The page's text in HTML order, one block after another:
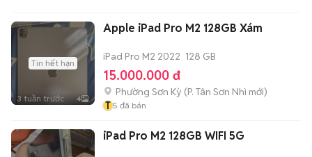
Tin hết hạn
3 tuần trước 4
Apple iPad Pro M2 128GB Xám
iPad Pro M2 2022 128 GB
15.000.000 đ
Phường Sơn Kỳ (P. Tân Sơn Nhì mới)
T 5 đã bán
iPad Pro M2 128GB WIFI 5G